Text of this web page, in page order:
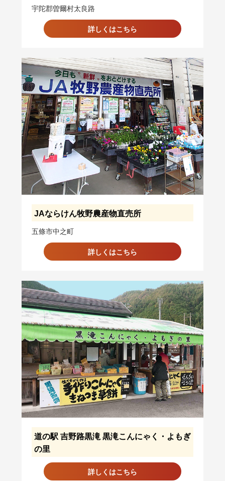
宇陀郡曽爾村太良路
詳しくはこちら
JAならけん牧野農産物直売所
五條市中之町
詳しくはこちら
道の駅 吉野路黒滝 黒滝こんにゃく・よもぎ
の里
詳しくはこちら